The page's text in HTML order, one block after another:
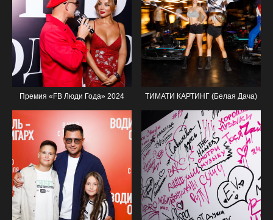
Премия «FB Люди Года» 2024 ТИМАТИ КАРТИНГ (Белая Дача)